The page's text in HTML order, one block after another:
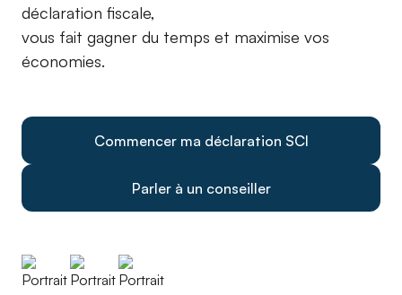
déclaration fiscale,
vous fait gagner du temps et maximise vos
économies.
Commencer ma déclaration SCI
Parler à un conseiller